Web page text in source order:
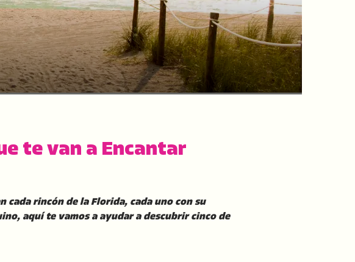
te van a Encantar
cada rincón de la Florida, cada uno con su
aquí te vamos a ayudar a descubrir cinco de